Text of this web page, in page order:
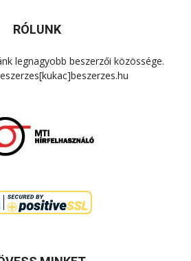
RÓLUNK
legnagyobb beszerzői közössége.